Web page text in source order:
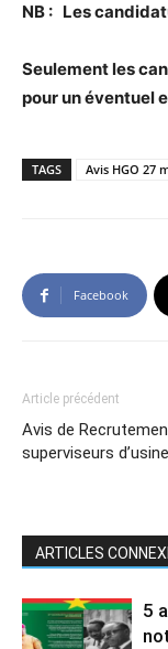
NB : Les
Seulement les
pour un éventuel
TAGS Avis HGO 27
Facebook
Article précédent
Avis de
superviseurs d’usine
ARTICLES
5